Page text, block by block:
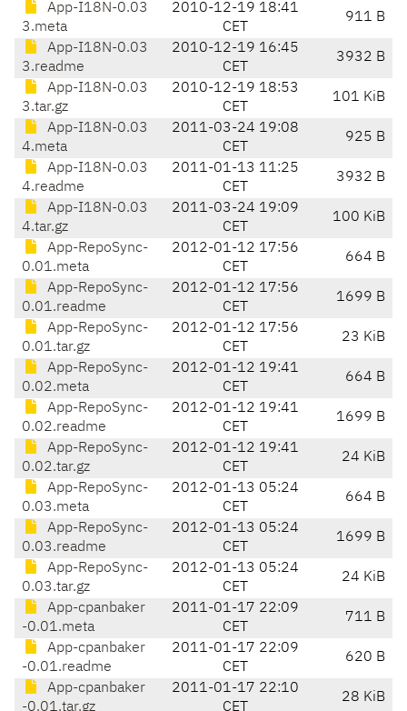
App-I18N-0.03
3.meta
2010-12-19 18:41
CET
911 B
App-I18N-0.03
3.readme
2010-12-19 16:45
CET
3932 B
App-I18N-0.03
3.tar.gz
2010-12-19 18:53
CET
101 KiB
App-I18N-0.03
4.meta
2011-03-24 19:08
CET
925 B
App-I18N-0.03
4.readme
2011-01-13 11:25
CET
3932 B
App-I18N-0.03
4.tar.gz
2011-03-24 19:09
CET
100 KiB
App-RepoSync-
0.01.meta
2012-01-12 17:56
CET
664 B
App-RepoSync-
0.01.readme
2012-01-12 17:56
CET
1699 B
App-RepoSync-
0.01.tar.gz
2012-01-12 17:56
CET
23 KiB
App-RepoSync-
0.02.meta
2012-01-12 19:41
CET
664 B
App-RepoSync-
0.02.readme
2012-01-12 19:41
CET
1699 B
App-RepoSync-
0.02.tar.gz
2012-01-12 19:41
CET
24 KiB
App-RepoSync-
0.03.meta
2012-01-13 05:24
CET
664 B
App-RepoSync-
0.03.readme
2012-01-13 05:24
CET
1699 B
App-RepoSync-
0.03.tar.gz
2012-01-13 05:24
CET
24 KiB
App-cpanbaker
-0.01.meta
2011-01-17 22:09
CET
711 B
App-cpanbaker
-0.01.readme
2011-01-17 22:09
CET
620 B
App-cpanbaker
-0.01.tar.gz
2011-01-17 22:10
CET
28 KiB